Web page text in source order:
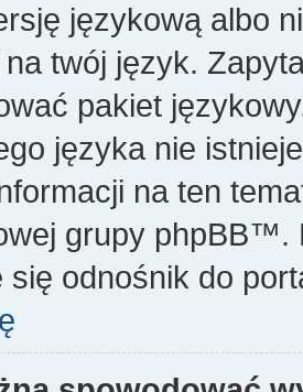
językową albo
na twój język.
pakiet
języka nie
na ten
grupy phpBB™.
się odnośnik do